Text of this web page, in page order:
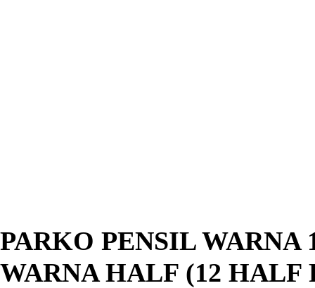
PARKO PENSIL WARNA
WARNA HALF (12 HALF